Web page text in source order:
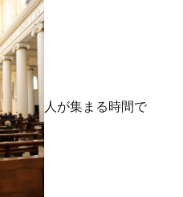
人が集まる時間で